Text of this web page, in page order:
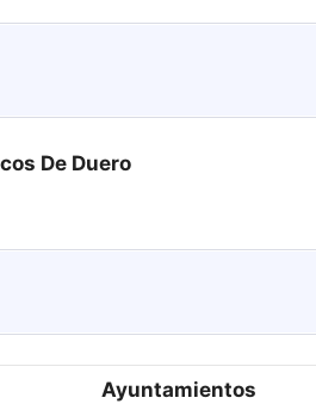
De Duero
Ayuntamientos